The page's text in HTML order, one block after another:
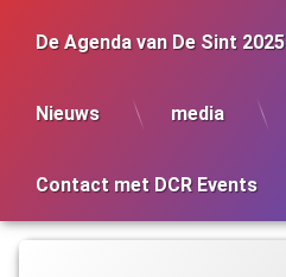
De Agenda van De Sint 2025
Nieuws media
Contact met DCR Events